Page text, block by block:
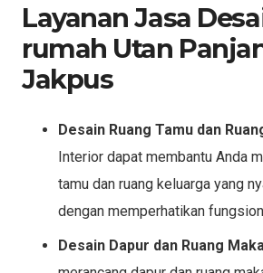
Layanan Jasa
rumah Utan
Jakpus
Desain Ruang Tamu dan
Interior dapat membantu Anda
tamu dan ruang keluarga yang
dengan memperhatikan
Desain Dapur dan Ruang